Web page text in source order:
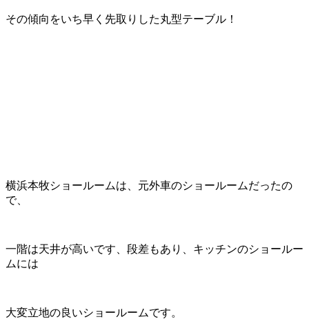
その傾向をいち早く先取りした丸型テーブル！
横浜本牧ショールームは、元外車のショールームだったの
で、
一階は天井が高いです、段差もあり、キッチンのショールー
ムには
大変立地の良いショールームです。